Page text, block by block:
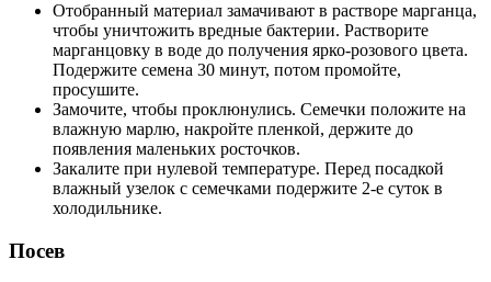
Отобранный материал замачивают в растворе марганца,
чтобы уничтожить вредные бактерии. Растворите
марганцовку в воде до получения ярко-розового цвета.
Подержите семена 30 минут, потом промойте,
просушите.
Замочите, чтобы проклюнулись. Семечки положите на
влажную марлю, накройте пленкой, держите до
появления маленьких росточков.
Закалите при нулевой температуре. Перед посадкой
влажный узелок с семечками подержите 2-е суток в
холодильнике.
Посев